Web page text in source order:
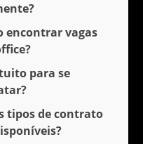
encontrar vagas
para se
tipos de contrato